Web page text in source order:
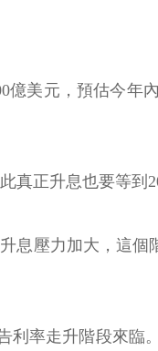
億美元，預估今
真正升息也要等到
息壓力加大，這
率走升階段來臨